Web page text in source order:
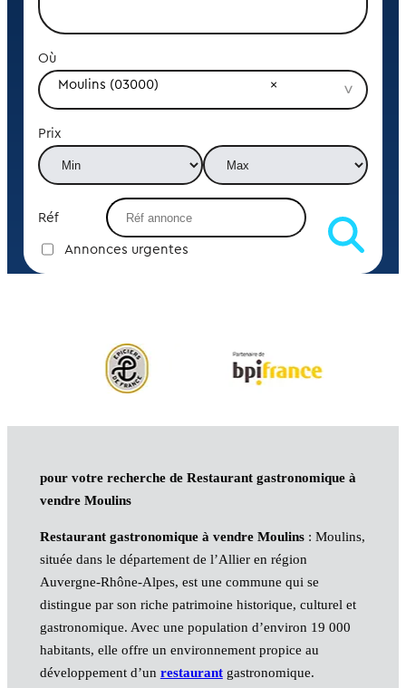
Où
Moulins (03000)
Prix
Réf
Annonces urgentes
pour votre recherche de Restaurant gastronomique à
vendre Moulins
Restaurant gastronomique à vendre Moulins: Moulins,
située dans le département de l’Allier en région
Auvergne-Rhône-Alpes, est une commune qui se
distingue par son riche patrimoine historique, culturel et
gastronomique. Avec une population d’environ 19 000
habitants, elle offre un environnement propice au
développement d’un restaurantgastronomique.